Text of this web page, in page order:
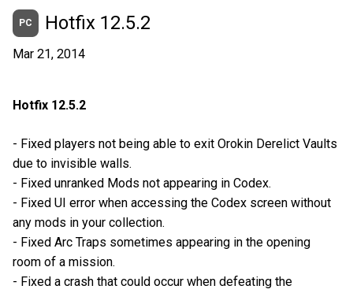
PC Hotfix 12.5.2
Mar 21, 2014
Hotfix 12.5.2
- Fixed players not being able to exit Orokin Derelict Vaults
due to invisible walls.
- Fixed unranked Mods not appearing in Codex.
- Fixed UI error when accessing the Codex screen without
any mods in your collection.
- Fixed Arc Traps sometimes appearing in the opening
room of a mission.
- Fixed a crash that could occur when defeating the